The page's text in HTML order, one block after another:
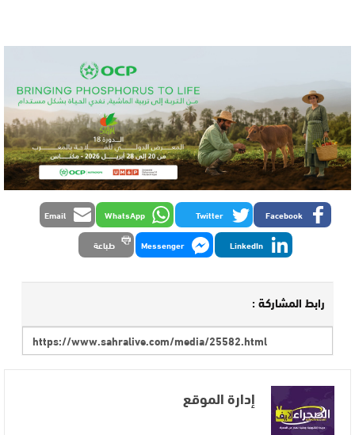
Facebook
Twitter
WhatsApp
Email
LinkedIn
Messenger طباعة
رابط المشاركة :
إدارة الموقع